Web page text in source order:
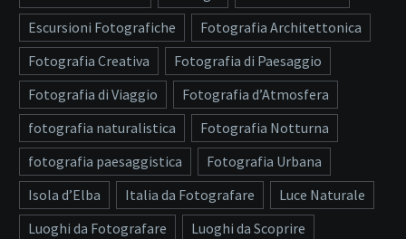
Escursioni Fotografiche
Fotografia Architettonica
Fotografia Creativa
Fotografia di Paesaggio
Fotografia di Viaggio
Fotografia d’Atmosfera
fotografia naturalistica
Fotografia Notturna
fotografia paesaggistica
Fotografia Urbana
Isola d’Elba
Italia da Fotografare
Luce Naturale
Luoghi da Fotografare
Luoghi da Scoprire